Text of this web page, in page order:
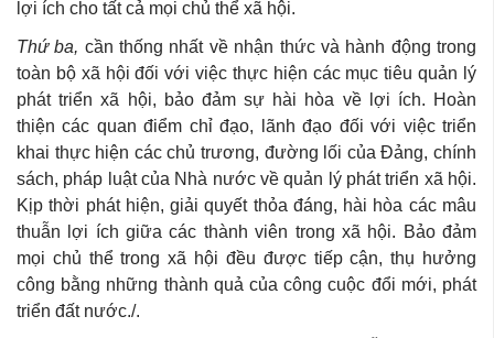
lợi ích cho tất cả mọi chủ thể xã hội.
Thứ ba, cần thống nhất về nhận thức và hành động trong
toàn bộ xã hội đối với việc thực hiện các mục tiêu quản lý
phát triển xã hội, bảo đảm sự hài hòa về lợi ích. Hoàn
thiện các quan điểm chỉ đạo, lãnh đạo đối với việc triển
khai thực hiện các chủ trương, đường lối của Đảng, chính
sách, pháp luật của Nhà nước về quản lý phát triển xã hội.
Kịp thời phát hiện, giải quyết thỏa đáng, hài hòa các mâu
thuẫn lợi ích giữa các thành viên trong xã hội. Bảo đảm
mọi chủ thể trong xã hội đều được tiếp cận, thụ hưởng
công bằng những thành quả của công cuộc đổi mới, phát
triển đất nước./.